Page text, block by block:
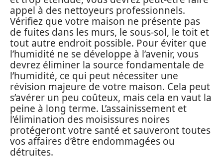
appel à des nettoyeurs professionnels.
Vérifiez que votre maison ne présente pas
de fuites dans les murs, le sous-sol, le toit et
tout autre endroit possible. Pour éviter que
l’humidité ne se développe à l’avenir, vous
devrez éliminer la source fondamentale de
l’humidité, ce qui peut nécessiter une
révision majeure de votre maison. Cela peut
s’avérer un peu coûteux, mais cela en vaut la
peine à long terme. L’assainissement et
l’élimination des moisissures noires
protégeront votre santé et sauveront toutes
vos affaires d’être endommagées ou
détruites.